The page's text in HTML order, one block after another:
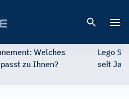
Welches
zu Ihnen?
Lego
seit